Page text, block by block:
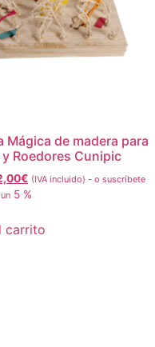
Mágica de madera para
Roedores Cunipic
€ (IVA incluido) - o suscríbete
5 %
carrito